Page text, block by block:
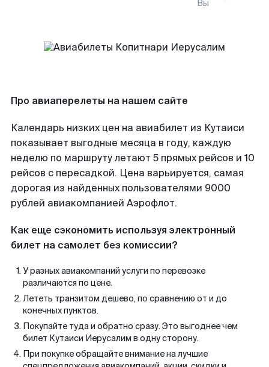
Вы
Про авиаперелеты на нашем сайте
Календарь низких цен на авиабилет из Кутаиси
показывает выгодные месяца в году, каждую
неделю по маршруту летают 5 прямых рейсов и 10
рейсов с пересадкой. Цена варьируется, самая
дорогая из найденных пользователями 9000
рублей авиакомпанией Аэрофлот.
Как еще сэкономить используя электронный
билет на самолет без комиссии?
У разных авиакомпаний услуги по перевозке
различаются по цене.
Лететь транзитом дешево, по сравнению от и до
конечных пунктов.
Покупайте туда и обратно сразу. Это выгоднее чем
билет Кутаиси Иерусалим в одну сторону.
При покупке обращайте внимание на лучшие